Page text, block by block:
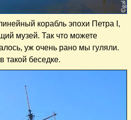
корабль эпохи Петра I,
музей. Так что можете
уж очень рано мы гуляли.
такой беседке.